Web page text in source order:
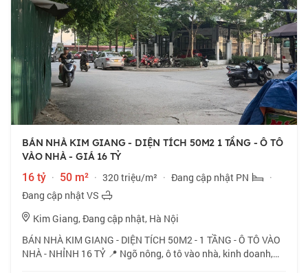
BÁN NHÀ KIM GIANG - DIỆN TÍCH 50M2 1 TẦNG - Ô TÔ
VÀO NHÀ - GIÁ 16 TỶ
16 tỷ · 50 m² · 320 triệu/m² · Đang cập nhật PN
·
Đang cập nhật VS
Kim Giang, Đang cập nhật, Hà Nội
BÁN NHÀ KIM GIANG - DIỆN TÍCH 50M2 - 1 TẦNG - Ô TÔ VÀO
NHÀ - NHỈNH 16 TỶ 📍 Ngõ nông, ô tô vào nhà, kinh doanh,